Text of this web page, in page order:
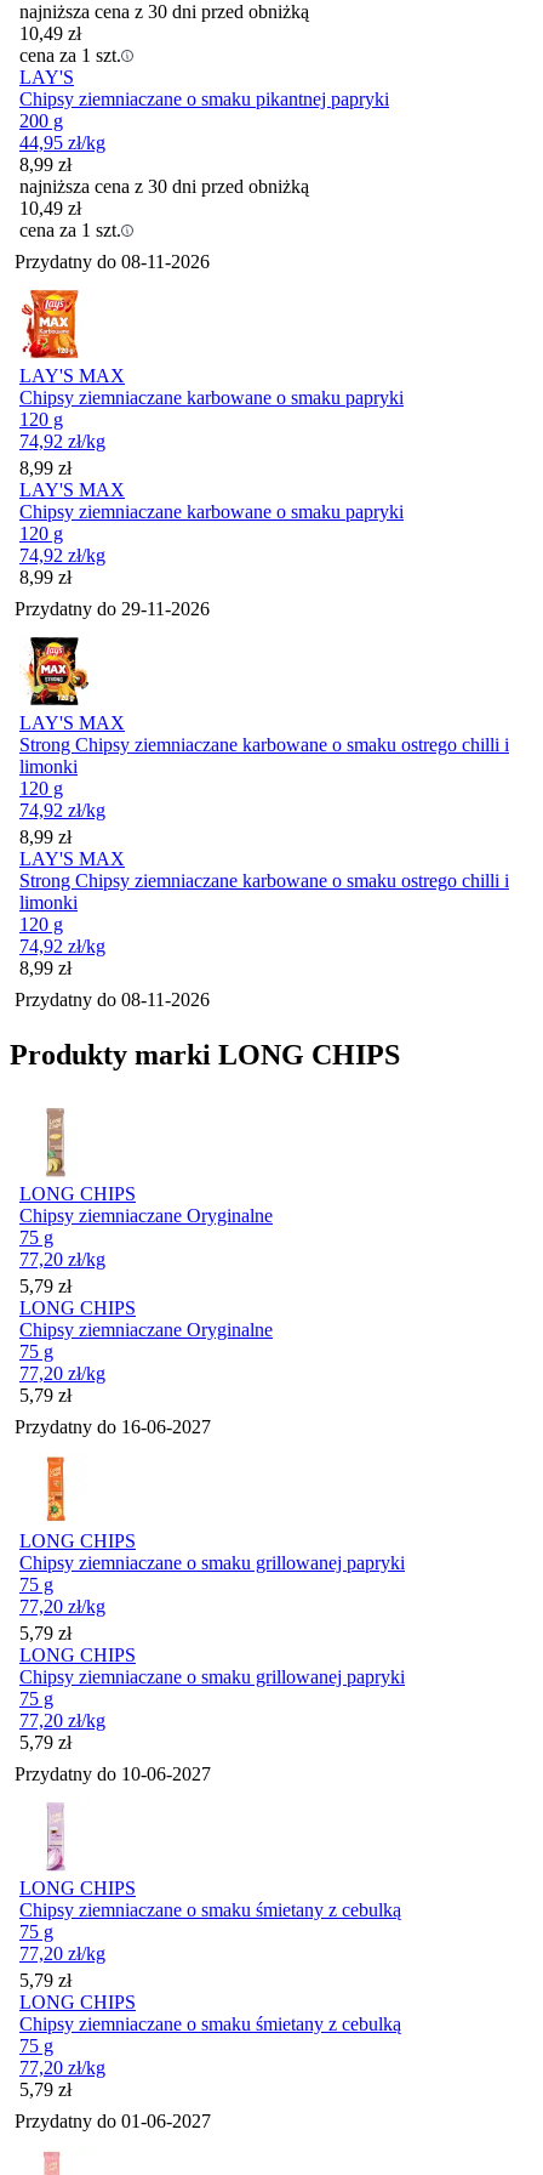
najniższa cena z 30 dni przed obniżką
10,49 zł
cena za 1 szt.
LAY'S
Chipsy ziemniaczane o smaku pikantnej papryki
200 g
44,95 zł/kg
8,99 zł
najniższa cena z 30 dni przed obniżką
10,49 zł
cena za 1 szt.
Przydatny do 08-11-2026
LAY'S MAX
Chipsy ziemniaczane karbowane o smaku papryki
120 g
74,92 zł/kg
Cena
8,99 zł
LAY'S MAX
Chipsy ziemniaczane karbowane o smaku papryki
120 g
74,92 zł/kg
Cena
8,99 zł
Przydatny do 29-11-2026
LAY'S MAX
Strong Chipsy ziemniaczane karbowane o smaku ostrego chilli i
limonki
120 g
74,92 zł/kg
Cena
8,99 zł
LAY'S MAX
Strong Chipsy ziemniaczane karbowane o smaku ostrego chilli i
limonki
120 g
74,92 zł/kg
Cena
8,99 zł
Przydatny do 08-11-2026
Produkty marki LONG CHIPS
LONG CHIPS
Chipsy ziemniaczane Oryginalne
75 g
77,20 zł/kg
Cena
5,79 zł
LONG CHIPS
Chipsy ziemniaczane Oryginalne
75 g
77,20 zł/kg
Cena
5,79 zł
Przydatny do 16-06-2027
LONG CHIPS
Chipsy ziemniaczane o smaku grillowanej papryki
75 g
77,20 zł/kg
Cena
5,79 zł
LONG CHIPS
Chipsy ziemniaczane o smaku grillowanej papryki
75 g
77,20 zł/kg
Cena
5,79 zł
Przydatny do 10-06-2027
LONG CHIPS
Chipsy ziemniaczane o smaku śmietany z cebulką
75 g
77,20 zł/kg
Cena
5,79 zł
LONG CHIPS
Chipsy ziemniaczane o smaku śmietany z cebulką
75 g
77,20 zł/kg
Cena
5,79 zł
Przydatny do 01-06-2027